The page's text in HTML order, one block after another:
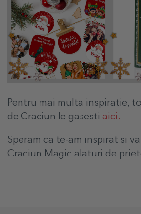
Pentru mai multa inspiratie,
de Craciun le gasesti aici.
Speram ca te-am inspirat si
Craciun Magic alaturi de